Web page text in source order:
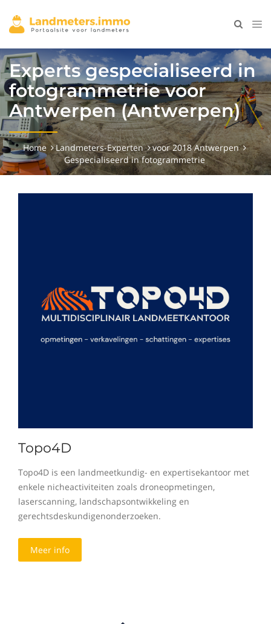
Experts gespecialiseerd in
fotogrammetrie voor
Antwerpen (Antwerpen)
Home Landmeters-Experten
voor 2018 Antwerpen
Gespecialiseerd in fotogrammetrie
Topo4D
Topo4D is een landmeetkundig- en expertisekantoor met
enkele nicheactiviteiten zoals droneopmetingen,
laserscanning, landschapsontwikkeling en
gerechtsdeskundigenonderzoeken.
Meer info